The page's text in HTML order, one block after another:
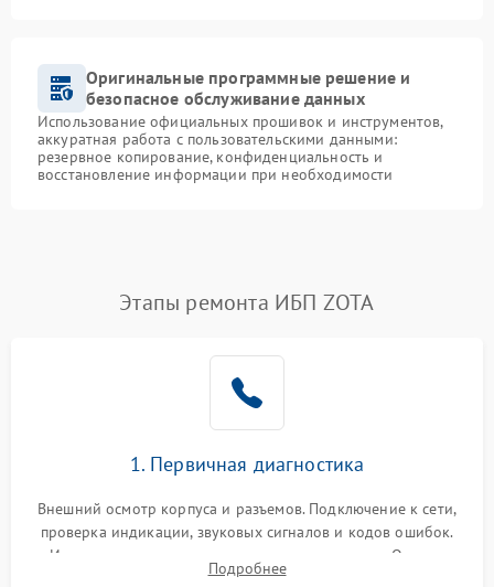
Оригинальные программные решение и
безопасное обслуживание данных
Использование официальных прошивок и инструментов,
аккуратная работа с пользовательскими данными:
резервное копирование, конфиденциальность и
восстановление информации при необходимости
Этапы ремонта ИБП ZOTA
1. Первичная диагностика
Внешний осмотр корпуса и разъемов. Подключение к сети,
проверка индикации, звуковых сигналов и кодов ошибок.
Измерение входного и выходного напряжения. Оценка
реакции ИБП на отключение основного питания без
Подробнее